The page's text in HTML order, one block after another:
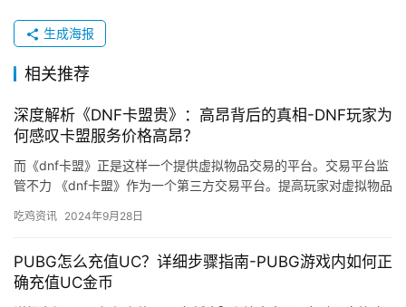
生成海报
相关推荐
深度解析《DNF卡盟贵》：高昂背后的真相-DNF玩家为
何感叹卡盟服务价格高昂？
而《dnf卡盟》正是这样一个提供虚拟物品交易的平台。交易平台监
管不力 《dnf卡盟》作为一个第三方交易平台。提高玩家对虚拟物品
吃鸡资讯 2024年9月28日
PUBG怎么充值UC？详细步骤指南-PUBG游戏内如何正
确充值UC金币